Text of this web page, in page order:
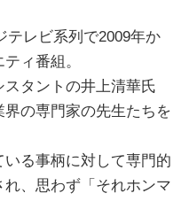
テレビ系列で2009年か
ィ番組。
タントの井上清華氏
の専門家の先生たちを
る事柄に対して専門的
、思わず「それホンマ